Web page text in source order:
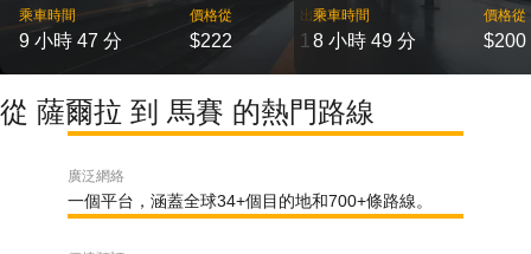
乘車時間
9 小時 47 分
價格從
$222
出發
1
乘車時間
8 小時 49 分
價格從
$200
從 薩爾拉 到 馬賽 的熱門路線
廣泛網絡
一個平台，涵蓋全球34+個目的地和700+條路線。